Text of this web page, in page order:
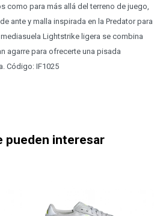
como para más allá del terreno de juego,
ante y malla inspirada en la Predator para
Lightstrike ligera se combina
agarre para ofrecerte una pisada
Código: IF1025
pueden interesar